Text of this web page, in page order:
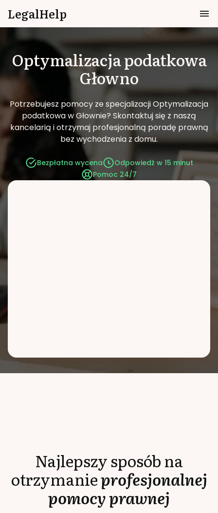
LegalHelp
Optymalizacja podatkowa
Głowno
Potrzebujesz pomocy ze specjalizacji Optymalizacja
podatkowa w Głownie? Skontaktuj się z naszą
kancelarią i otrzymaj profesjonalną poradę prawną
bez wychodzenia z domu.
Bezpłatna wycena
Odpowiedź w 15 minut
Pomoc 24/7
Najlepszy sposób na
otrzymanieprofesjonalnej
pomocy prawnej